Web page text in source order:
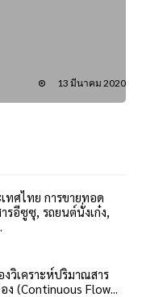
13 มีนาคม 2020
ทศไทย การขายทอด
รอีซูซุ, รถยนต์นั่งเก๋ง,
วิเคราะห์ปริมาณสาร
(Continuous Flow...